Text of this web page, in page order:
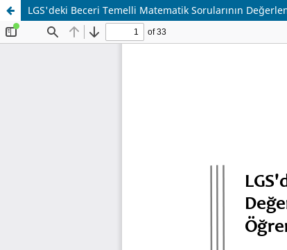
LGS'deki Beceri Temelli Matematik Sorularının